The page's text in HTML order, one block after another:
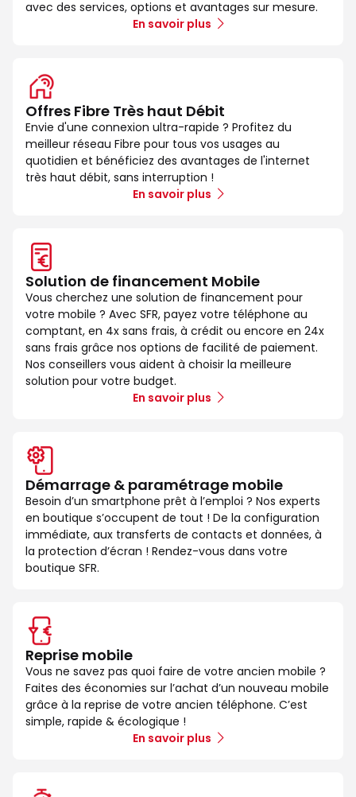
avec des services, options et avantages sur mesure.
En savoir plus
Offres Fibre Très haut Débit
Envie d'une connexion ultra-rapide ? Profitez du
meilleur réseau Fibre pour tous vos usages au
quotidien et bénéficiez des avantages de l'internet
très haut débit, sans interruption !
En savoir plus
Solution de financement Mobile
Vous cherchez une solution de financement pour
votre mobile ? Avec SFR, payez votre téléphone au
comptant, en 4x sans frais, à crédit ou encore en 24x
sans frais grâce nos options de facilité de paiement.
Nos conseillers vous aident à choisir la meilleure
solution pour votre budget.
En savoir plus
Démarrage & paramétrage mobile
Besoin d’un smartphone prêt à l’emploi ? Nos experts
en boutique s’occupent de tout ! De la configuration
immédiate, aux transferts de contacts et données, à
la protection d’écran ! Rendez-vous dans votre
boutique SFR.
Reprise mobile
Vous ne savez pas quoi faire de votre ancien mobile ?
Faites des économies sur l’achat d’un nouveau mobile
grâce à la reprise de votre ancien téléphone. C’est
simple, rapide & écologique !
En savoir plus